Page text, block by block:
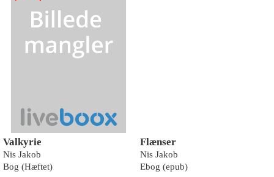
Valkyrie
Nis Jakob
Bog (Hæftet)
Flænser
Nis Jakob
Ebog (epub)